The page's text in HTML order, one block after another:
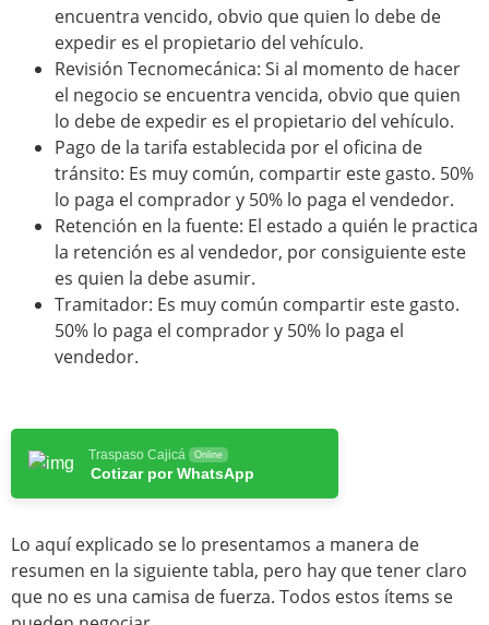
encuentra vencido, obvio que quien lo debe de
expedir es el propietario del vehículo.
Revisión Tecnomecánica: Si al momento de hacer
el negocio se encuentra vencida, obvio que quien
lo debe de expedir es el propietario del vehículo.
Pago de la tarifa establecida por el oficina de
tránsito: Es muy común, compartir este gasto. 50%
lo paga el comprador y 50% lo paga el vendedor.
Retención en la fuente: El estado a quién le practica
la retención es al vendedor, por consiguiente este
es quien la debe asumir.
Tramitador: Es muy común compartir este gasto.
50% lo paga el comprador y 50% lo paga el
vendedor.
Traspaso Cajicá Online
Cotizar por WhatsApp
Lo aquí explicado se lo presentamos a manera de
resumen en la siguiente tabla, pero hay que tener claro
que no es una camisa de fuerza. Todos estos ítems se